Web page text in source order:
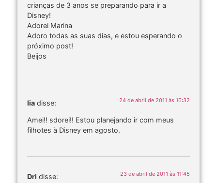
crianças de 3 anos se preparando para ir a
Disney!
Adorei Marina
Adoro todas as suas dias, e estou esperando o
próximo post!
Beijos
lia disse: 24 de abril de 2011 às 16:32
Amei!! sdorei!! Estou planejando ir com meus
filhotes à Disney em agosto.
Dri disse: 23 de abril de 2011 às 11:45